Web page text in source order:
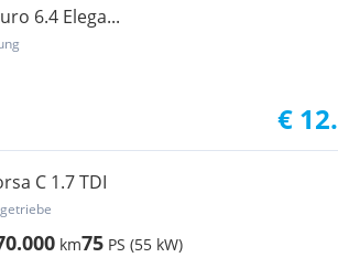
6.4 Elega...
€
C 1.7 TDI
km75 PS (55 kW)